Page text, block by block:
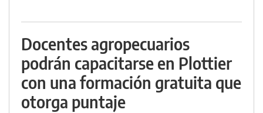
Docentes agropecuarios
podrán capacitarse en Plottier
con una formación gratuita que
otorga puntaje